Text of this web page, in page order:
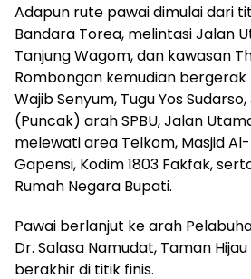
​Adapun rute pawai dimulai dari
Bandara Torea, melintasi Jalan
Tanjung Wagom, dan kawasan
Rombongan kemudian bergerak
Wajib Senyum, Tugu Yos
(Puncak) arah SPBU, Jalan
melewati area Telkom, Masjid
Gapensi, Kodim 1803 Fakfak,
Rumah Negara Bupati.
​Pawai berlanjut ke arah
Dr. Salasa Namudat, Taman
berakhir di titik finis.